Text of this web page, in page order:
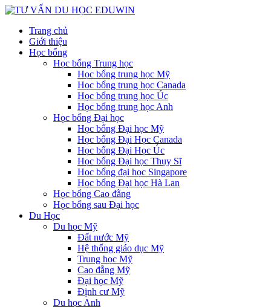
Trang chủ
Giới thiệu
Học bổng
Học bổng Trung học
Học bổng trung học Mỹ
Học bổng trung học Canada
Học bổng trung học Úc
Học bổng trung học Anh
Học bổng Đại học
Học bổng Đại học Mỹ
Học bổng Đại Học Canada
Học bổng Đại Học Úc
Học bổng Đại học Thụy Sĩ
Học bổng đại học Singapore
Học bổng Đại học Hà Lan
Học bổng Cao đẵng
Học bổng sau Đại học
Du Học
Du học Mỹ
Đất nước Mỹ
Hệ thống giáo dục Mỹ
Trung học Mỹ
Cao đẵng Mỹ
Đại học Mỹ
Định cư Mỹ
Du học Anh